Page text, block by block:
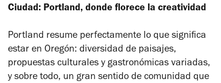
Ciudad: Portland, donde florece la creatividad
Portland resume perfectamente lo que significa
estar en Oregón: diversidad de paisajes,
propuestas culturales y gastronómicas variadas,
y sobre todo, un gran sentido de comunidad que